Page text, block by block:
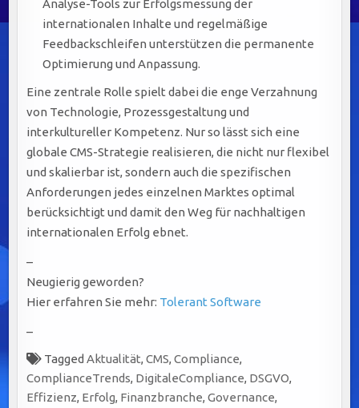
Analyse-Tools zur Erfolgsmessung der
internationalen Inhalte und regelmäßige
Feedbackschleifen unterstützen die permanente
Optimierung und Anpassung.
Eine zentrale Rolle spielt dabei die enge Verzahnung
von Technologie, Prozessgestaltung und
interkultureller Kompetenz. Nur so lässt sich eine
globale CMS-Strategie realisieren, die nicht nur flexibel
und skalierbar ist, sondern auch die spezifischen
Anforderungen jedes einzelnen Marktes optimal
berücksichtigt und damit den Weg für nachhaltigen
internationalen Erfolg ebnet.
–
Neugierig geworden?
Hier erfahren Sie mehr: Tolerant Software
–
TaggedAktualität,CMS,Compliance,
ComplianceTrends, DigitaleCompliance, DSGVO,
Effizienz, Erfolg, Finanzbranche,Governance,